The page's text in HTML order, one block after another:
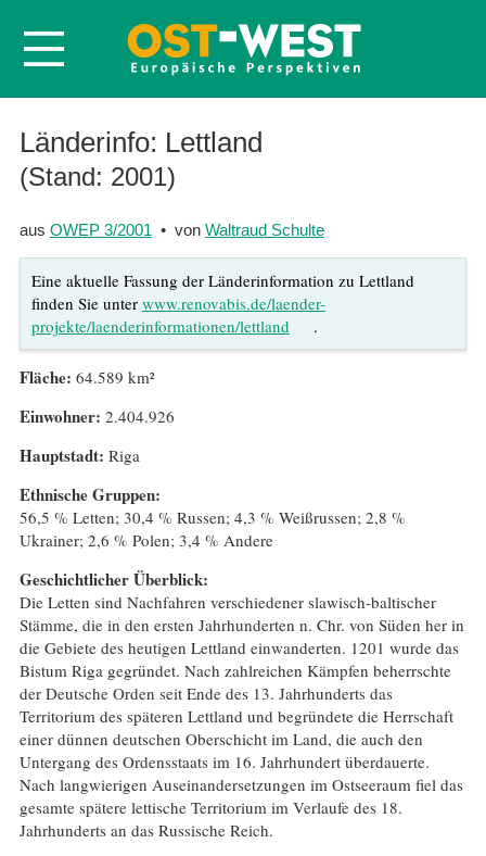
Startseite
Über OWEP
Nachbestellen
Abonnieren
Kontakt
Länderinfo: Lettland
(Stand: 2001)
aus OWEP 3/2001 • von Waltraud Schulte
Eine aktuelle Fassung der Länderinformation zu Lettland
finden Sie unter www.renovabis.de/laender-
projekte/laenderinformationen/lettland
.
Fläche: 64.589 km²
Einwohner: 2.404.926
Hauptstadt: Riga
Ethnische Gruppen:
56,5 % Letten; 30,4 % Russen; 4,3 % Weißrussen; 2,8 %
Ukrainer; 2,6 % Polen; 3,4 % Andere
Geschichtlicher Überblick:
Die Letten sind Nachfahren verschiedener slawisch-baltischer
Stämme, die in den ersten Jahrhunderten n. Chr. von Süden her in
die Gebiete des heutigen Lettland einwanderten. 1201 wurde das
Bistum Riga gegründet. Nach zahlreichen Kämpfen beherrschte
der Deutsche Orden seit Ende des 13. Jahrhunderts das
Territorium des späteren Lettland und begründete die Herrschaft
einer dünnen deutschen Oberschicht im Land, die auch den
Untergang des Ordensstaats im 16. Jahrhundert überdauerte.
Nach langwierigen Auseinandersetzungen im Ostseeraum fiel das
gesamte spätere lettische Territorium im Verlaufe des 18.
Jahrhunderts an das Russische Reich.